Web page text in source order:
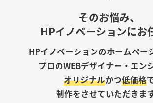
そのお悩み、
HPイノベーションにお
HPイノベーションのホームペー
プロのWEBデザイナー・エン
オリジナルかつ低価格
制作をさせていただきます